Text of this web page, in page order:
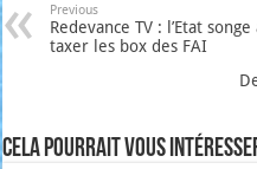
Previous
Redevance TV : l’Etat songe
taxer les box des FAI
Cela pourrait vous